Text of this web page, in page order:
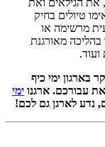
טיולים בחיק
מרשימה או
מאורגנת
בארגון ימי כיף
עבורכם. ארגנו ימי
נדע לארגן גם לכם!